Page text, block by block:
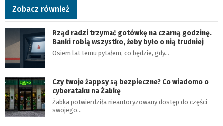
Zobacz również
Rząd radzi trzymać gotówkę na czarną godzinę.
Banki robią wszystko, żeby było o nią trudniej
Osiem lat temu pytałem, co będzie, gdy…
Czy twoje żappsy są bezpieczne? Co wiadomo o
cyberataku na Żabkę
Żabka potwierdziła nieautoryzowany dostęp do części
swojego…